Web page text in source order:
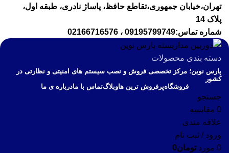
تهران،خیابان جمهوری،تقاطع حافظ، پاساژ نادری، طبقه اول،
پلاک 14
شماره تماس:09195799749 ، 02166716576
دسته بندی محصولات
پارس نوین؛ مرکز تخصصی فروش و نصب سیستم های امنیتی و نظارتی در
کشور
فروشگاهپرفروش ترین هاوبلاگتماس با مادرباره ی ما
جستجو
0 مقايسه
علاقه مندی
ورود / ثبت نام
0 مورد تومان0